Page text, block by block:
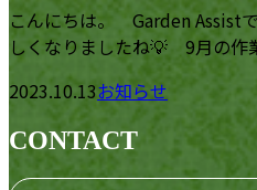
こんにちは。 Garden Assist
しくなりましたね💡 9月の作
2023.10.13お知らせ
CONTACT